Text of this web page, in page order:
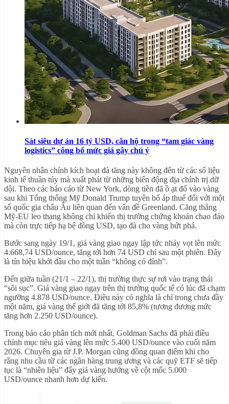
Sát siêu dự án 16 tỷ USD, căn hộ trong “tam giác vàng
logistics” công bố mức giá gây chú ý
Nguyên nhân chính kích hoạt đà tăng này không đến từ các số liệu
kinh tế thuần túy mà xuất phát từ những biến động địa chính trị dữ
dội. Theo các báo cáo từ New York, dòng tiền đã ồ ạt đổ vào vàng
sau khi Tổng thống Mỹ Donald Trump tuyên bố áp thuế đối với một
số quốc gia châu Âu liên quan đến vấn đề Greenland. Căng thẳng
Mỹ-EU leo thang không chỉ khiến thị trường chứng khoán chao đảo
mà còn trực tiếp hạ bệ đồng USD, tạo đà cho vàng bứt phá.
Bước sang ngày 19/1, giá vàng giao ngay lập tức nhảy vọt lên mức
4.668,74 USD/ounce, tăng tới hơn 74 USD chỉ sau một phiên. Đây
là tín hiệu khởi đầu cho một tuần “không có đỉnh”.
Đến giữa tuần (21/1 – 22/1), thị trường thực sự rơi vào trạng thái
“sôi sục”. Giá vàng giao ngay trên thị trường quốc tế có lúc đã chạm
ngưỡng 4.878 USD/ounce. Điều này có nghĩa là chỉ trong chưa đầy
một năm, giá vàng thế giới đã tăng tới 85,8% (tương đương mức
tăng hơn 2.250 USD/ounce).
Trong báo cáo phân tích mới nhất, Goldman Sachs đã phải điều
chỉnh mục tiêu giá vàng lên mức 5.400 USD/ounce vào cuối năm
2026. Chuyên gia từ J.P. Morgan cũng đồng quan điểm khi cho
rằng nhu cầu từ các ngân hàng trung ương và các quỹ ETF sẽ tiếp
tục là “nhiên liệu” đẩy giá vàng hướng về cột mốc 5.000
USD/ounce nhanh hơn dự kiến.